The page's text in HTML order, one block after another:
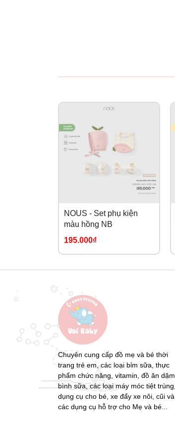
NOUS - Set phụ kiện
màu hồng NB
195.000₫
Chuyên cung cấp đồ mẹ và bé thời
trang trẻ em, các loại bỉm sữa, thực
phẩm chức năng, vitamin, đồ ăn dặm,
bình sữa, các loại máy móc tiệt trùng,
dụng cụ cho bé, xe đẩy xe nôi, cũi và
các dụng cụ hỗ trợ cho Mẹ và bé...